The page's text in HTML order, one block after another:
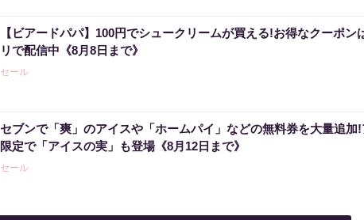
【ビアードパパ】100円でシュークリームが買える!お得なクーポン
リで配信中《8月8日まで》
セール
セブンで「爽」のアイスや「ホームパイ」などの無料券を大量追加
限定で「アイスの実」も登場《8月12日まで》
セール